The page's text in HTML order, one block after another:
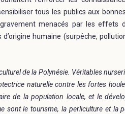
tous les publics aux
menacés par les effets
humaine (surpêche,
de la Polynésie. Véritables
naturelle contre les fortes
de la population locale, et le
sont le tourisme, la perliculture et la